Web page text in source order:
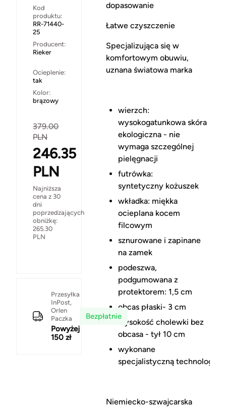
Kod
produktu:
RR-71440-
25
Producent:
Rieker
Ocieplenie:
tak
Kolor:
brązowy
379.00
PLN
246.35
PLN
Najniższa
cena z 30
dni
poprzedzających
obniżkę:
265.30
PLN
Przesyłka
InPost,
Orlen
Paczka
Powyżej
150 zł
Bezpłatnie
dopasowanie
Łatwe czyszczenie
Specjalizująca się w
komfortowym obuwiu,
uznana światowa marka
wierzch:
wysokogatunkowa skóra
ekologiczna - nie
wymaga szczególnej
pielęgnacji
futrówka:
syntetyczny kożuszek
wkładka: miękka
ocieplana kocem
filcowym
sznurowane i zapinane
na zamek
podeszwa,
podgumowana z
protektorem: 1,5 cm
obcas płaski- 3 cm
wysokość cholewki bez
obcasa - tył 10 cm
wykonane
specjalistyczną technologią
Niemiecko-szwajcarska